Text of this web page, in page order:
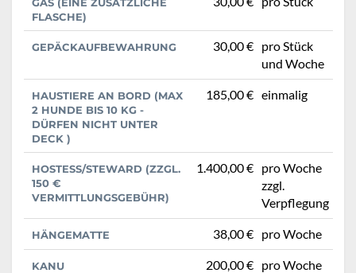
FLASCHE)
GEPÄCKAUFBEWAHRUNG 30,00 € pro Stück
und Woche
HAUSTIERE AN BORD (MAX
2 HUNDE BIS 10 KG -
DÜRFEN NICHT UNTER
DECK )
185,00 € einmalig
HOSTESS/STEWARD (ZZGL.
150 €
VERMITTLUNGSGEBÜHR)
1.400,00 € pro Woche
zzgl.
Verpflegung
HÄNGEMATTE 38,00 € pro Woche
KANU 200,00 € pro Woche